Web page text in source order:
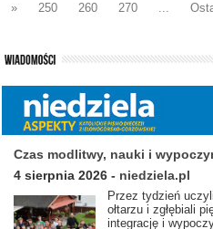
»
250 260 270 ...
Czas modlitwy, nauki i
4 sierpnia 2026 - niedziela.pl
Przez tydzień
ołtarzu i zgłębiali
integrację i